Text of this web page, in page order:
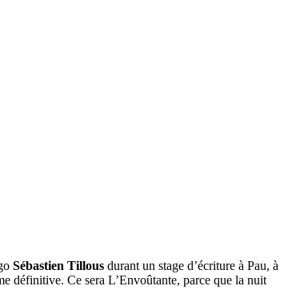
Sébastien Tillous durant un stage d’écriture à Pau, à
définitive. Ce sera L’Envoûtante, parce que la nuit